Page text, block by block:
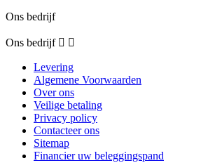
Ons bedrijf
Ons bedrijf  
Levering
Algemene Voorwaarden
Over ons
Veilige betaling
Privacy policy
Contacteer ons
Sitemap
Financier uw beleggingspand